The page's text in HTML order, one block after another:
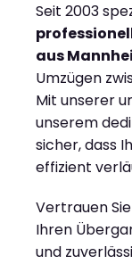
Seit 2003
aus
Umzügen
Mit unserer
unserem
sicher, dass
effizient
Vertrauen
Ihren
und